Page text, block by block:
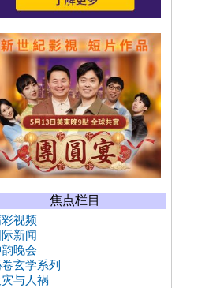
焦点栏目
视频
新闻
晚会
玄学系列
与人祸